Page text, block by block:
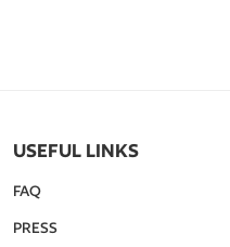
USEFUL LINKS
FAQ
PRESS